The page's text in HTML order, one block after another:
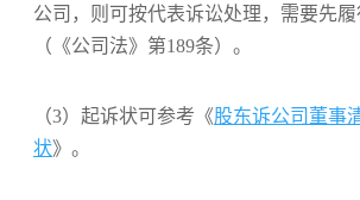
公司，则可按代表诉讼处理，需要先
（《公司法》第189条）。
（3）起诉状可参考《股东诉公司董事
状》。